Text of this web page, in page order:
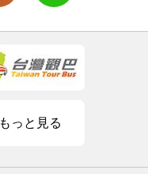
もっと見る